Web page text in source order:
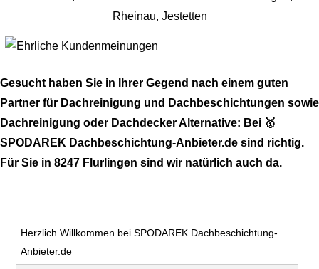
Gesucht haben Sie in Ihrer Gegend nach einem guten
Partner für Dachreinigung und Dachbeschichtungen sowie
Dachreinigung oder Dachdecker Alternative: Bei 🥇
SPODAREK Dachbeschichtung-Anbieter.de sind richtig.
Für Sie in 8247 Flurlingen sind wir natürlich auch da.
Herzlich Willkommen bei SPODAREK Dachbeschichtung-
Anbieter.de